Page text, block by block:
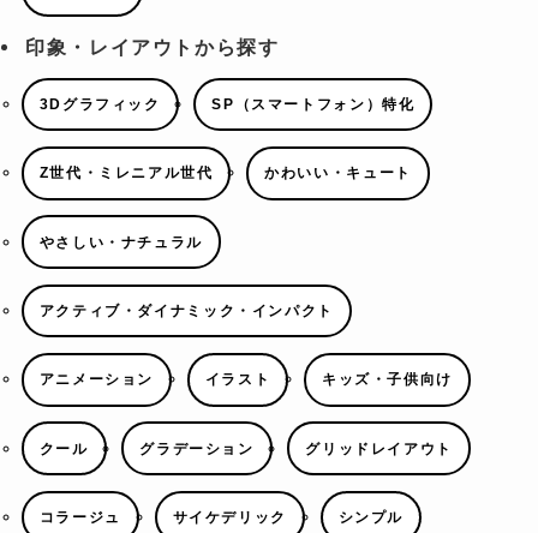
印象・レイアウトから探す
3Dグラフィック SP（スマートフォン）特化
Z世代・ミレニアル世代 かわいい・キュート
やさしい・ナチュラル
アクティブ・ダイナミック・インパクト
アニメーション イラスト キッズ・子供向け
クール グラデーション グリッドレイアウト
コラージュ サイケデリック シンプル